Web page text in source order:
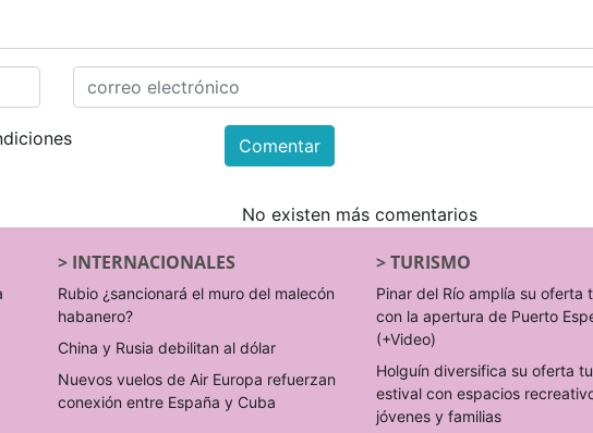
Comentar
No existen más comentarios
> INTERNACIONALES
Rubio ¿sancionará el muro del malecón
habanero?
China y Rusia debilitan al dólar
Nuevos vuelos de Air Europa refuerzan
conexión entre España y Cuba
>TURISMO
Pinar del Río amplía su oferta
con la apertura de Puerto
(+Video)
Holguín diversifica su oferta
estival con espacios
jóvenes y familias